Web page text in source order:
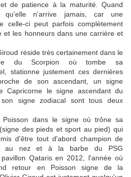
de patience à la maturité. Quand
n'arrive jamais, car une
celle-ci peut parfois complètement
et les honneurs dans une carrière et
réside très certainement dans le
du Scorpion où tombe sa
stationne justement ces dernières
de son ascendant, un signe
Capricorne le signe ascendant du
signe zodiacal sont tous deux
Poisson dans le signe où trône sa
des pieds et sport au pied) qui
d'être tout d'abord champion de
au nez et à la barbe du PSG
Qataris en 2012, l'année où
retour en Poisson signe de la